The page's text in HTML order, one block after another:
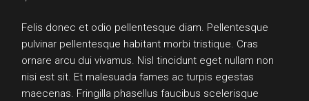
Felis donec et odio pellentesque diam. Pellentesque
pulvinar pellentesque habitant morbi tristique. Cras
ornare arcu dui vivamus. Nisl tincidunt eget nullam non
nisi est sit. Et malesuada fames ac turpis egestas
maecenas. Fringilla phasellus faucibus scelerisque